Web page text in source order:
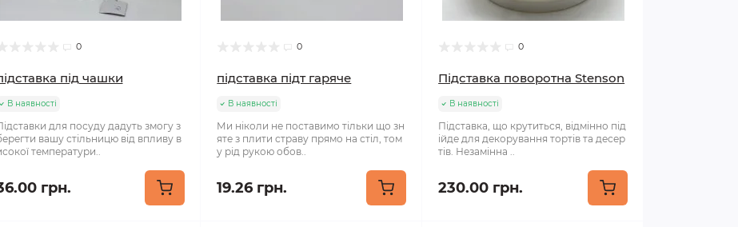
0
під чашки
В наявності
для посуду дадуть змогу з
вашу стільницю від впливу в
температури..
грн.
0
підставка підт гаряче
В наявності
Ми ніколи не поставимо тільки що зн
яте з плити страву прямо на стіл, том
у рід рукою обов..
19.26 грн.
0
Підставка поворотна Stenson
В наявності
Підставка, що крутиться, відмінно під
ійде для декорування тортів та десер
тів. Незамінна ..
230.00 грн.